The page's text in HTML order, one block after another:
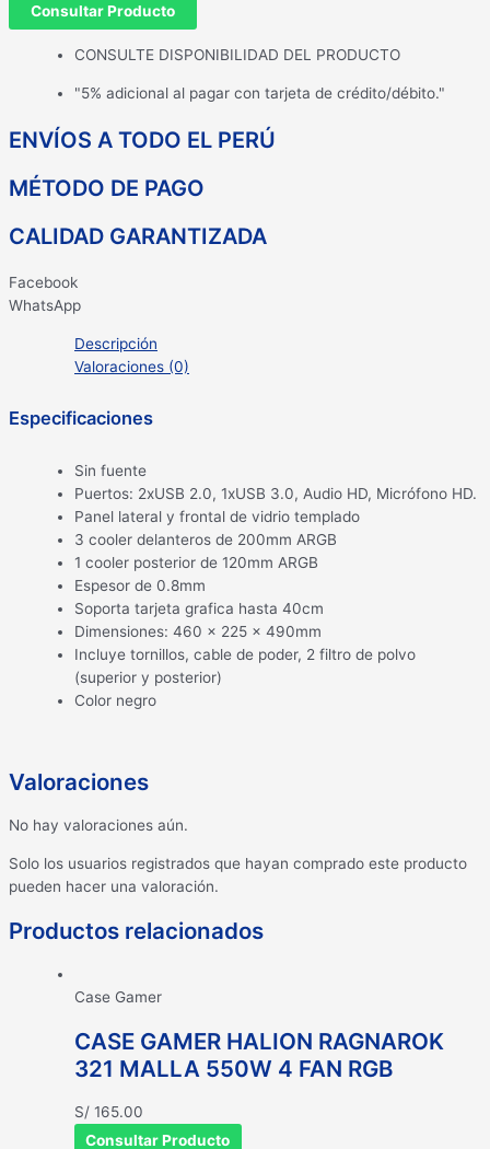
Consultar Producto
CONSULTE DISPONIBILIDAD DEL PRODUCTO
"5% adicional al pagar con tarjeta de crédito/débito."
ENVÍOS A TODO EL PERÚ
MÉTODO DE PAGO
CALIDAD GARANTIZADA
Facebook
WhatsApp
Descripción
Valoraciones (0)
Especificaciones
Sin fuente
Puertos: 2xUSB 2.0, 1xUSB 3.0, Audio HD, Micrófono HD.
Panel lateral y frontal de vidrio templado
3 cooler delanteros de 200mm ARGB
1 cooler posterior de 120mm ARGB
Espesor de 0.8mm
Soporta tarjeta grafica hasta 40cm
Dimensiones: 460 x 225 x 490mm
Incluye tornillos, cable de poder, 2 filtro de polvo
(superior y posterior)
Color negro
Valoraciones
No hay valoraciones aún.
Solo los usuarios registrados que hayan comprado este producto
pueden hacer una valoración.
Productos relacionados
Case Gamer
CASE GAMER HALION RAGNAROK
321 MALLA 550W 4 FAN RGB
S/ 165.00
Consultar Producto